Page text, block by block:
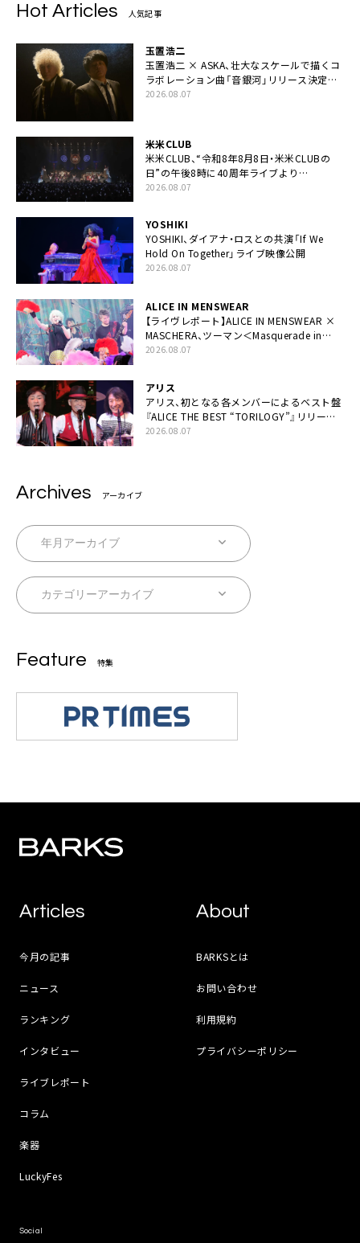
Hot Articles 人気記事
玉置浩二
玉置浩二 × ASKA、壮大なスケールで描くコ
ラボレーション曲「音銀河」リリース決定。
カップリングには新曲「命の宿り」収録も
2026.08.07
米米CLUB
米米CLUB、“令和8年8月8日・米米CLUBの
日”の午後8時に40周年ライブより
「FANtachy medley」を88年限定公開
2026.08.07
YOSHIKI
YOSHIKI、ダイアナ・ロスとの共演「If We
Hold On Together」ライブ映像公開
2026.08.07
ALICE IN MENSWEAR
【ライヴレポート】ALICE IN MENSWEAR ×
MASCHERA、ツーマン＜Masquerade in
Wonderland＞に一夜限り豪華共演と14年
2026.08.07
アリス
アリス、初となる各メンバーによるベスト盤
『ALICE THE BEST “TORILOGY”』リリース
決定
2026.08.07
Archives アーカイブ
Feature 特集
Articles
今月の記事
ニュース
ランキング
インタビュー
ライブレポート
コラム
楽器
LuckyFes
About
BARKSとは
お問い合わせ
利用規約
プライバシーポリシー
Social